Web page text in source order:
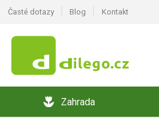
Časté dotazy Blog Kontakt
Zahrada